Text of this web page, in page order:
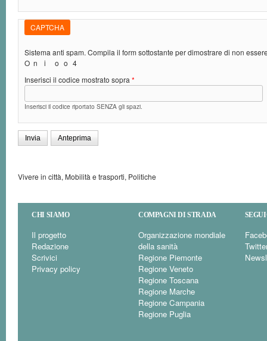
CAPTCHA
Sistema anti spam. Compila il form sottostante per dimostrare di non
O n o o 4
i
Inserisci il codice mostrato sopra *
Inserisci il codice riportato SENZA gli spazi.
Vivere in città, Mobilità e trasporti, Politiche
CHI SIAMO
Il progetto
Redazione
Scrivici
Privacy policy
COMPAGNI DI STRADA
Organizzazione mondiale
della sanità
Regione Piemonte
Regione Veneto
Regione Toscana
Regione Marche
Regione Campania
Regione Puglia